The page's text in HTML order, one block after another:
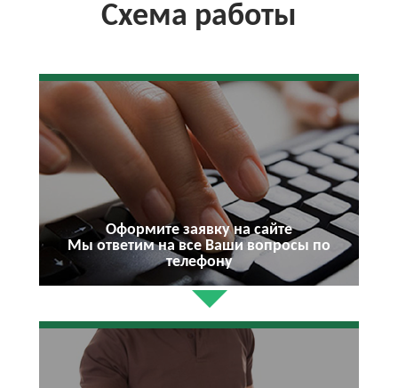
Схема работы
Оформите заявку на сайте
Мы ответим на все Ваши вопросы по
телефону